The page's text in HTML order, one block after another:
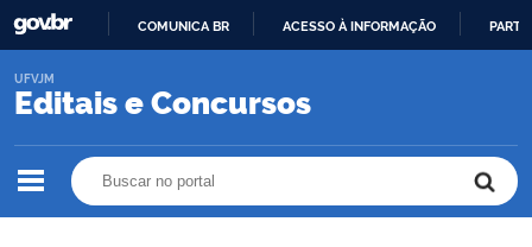
O
COMUNICA BR ACESSO À INFORMAÇÃO
Editais e Concursos
UFVJM